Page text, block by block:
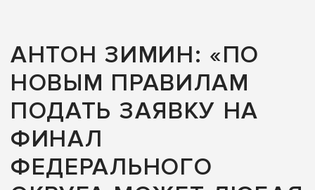
АНТОН ЗИМИН: «ПО
НОВЫМ ПРАВИЛАМ
ПОДАТЬ ЗАЯВКУ НА
ФИНАЛ
ФЕДЕРАЛЬНОГО